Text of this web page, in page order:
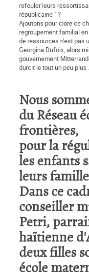
refouler leurs
républicaine " ?
Ajoutons pour clore ce
regroupement familial
de ressources n'est pas
Georgina Dufoix, alors
gouvernement
durcit le tout un peu plus
Nous
du Réseau
frontières,
pour la
les enfants
leurs
Dans ce
conseiller
Petri,
haïtienne
deux filles
école